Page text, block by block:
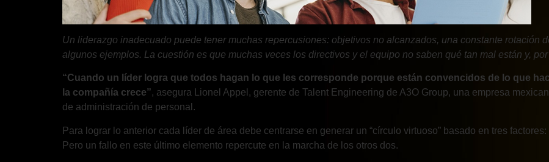
Un liderazgo inadecuado puede tener muchas repercusiones: objetivos no alcanzados, una constante rotación
algunos ejemplos. La cuestión es que muchas veces los directivos y el equipo no saben qué tan mal están y,
“Cuando un líder logra que todos hagan lo que les corresponde porque están convencidos de lo que
la compañía crece”, asegura Lionel Appel, gerente de Talent Engineering de A3O Group, una empresa
de administración de personal.
Para lograr lo anterior cada líder de área debe centrarse en generar un “círculo virtuoso” basado en tres factores:
Pero un fallo en este último elemento repercute en la marcha de los otros dos.